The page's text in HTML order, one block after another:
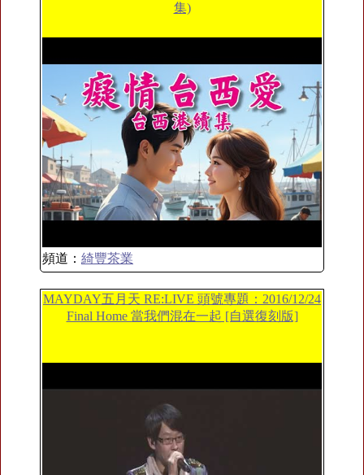
集)
頻道： 綺豐茶業
MAYDAY五月天 RE:LIVE 頭號專題：2016/12/24
Final Home 當我們混在一起 [自選復刻版]